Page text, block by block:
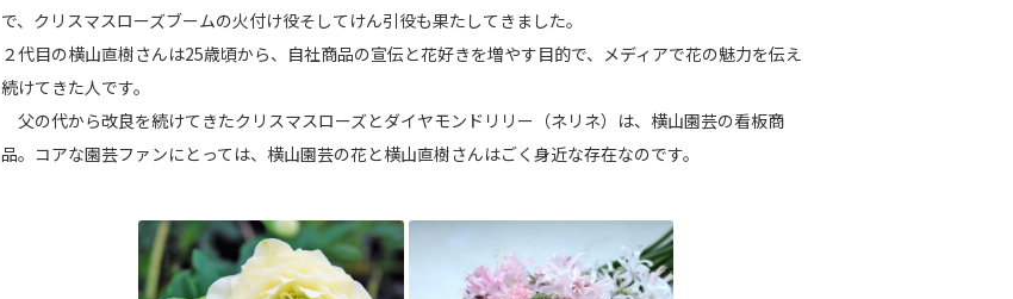
で、クリスマスローズブームの火付け役そしてけん引役も果たしてきました。
２代目の横山直樹さんは25歳頃から、自社商品の宣伝と花好きを増やす目的で、メディアで花の魅力を伝え
続けてきた人です。
父の代から改良を続けてきたクリスマスローズとダイヤモンドリリー（ネリネ）は、横山園芸の看板商
品。コアな園芸ファンにとっては、横山園芸の花と横山直樹さんはごく身近な存在なのです。